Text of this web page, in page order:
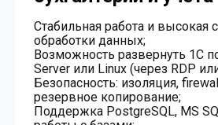
Стабильная работа и высокая
обработки данных;
Возможность развернуть 1С
Server или Linux (через RDP
Безопасность: изоляция,
резервное копирование;
Поддержка PostgreSQL, MS